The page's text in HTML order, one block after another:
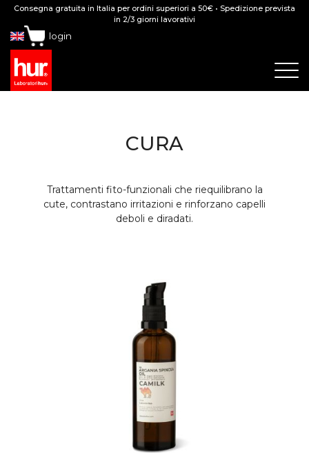
Consegna gratuita in Italia per ordini superiori a 50€ • Spedizione prevista
in 2/3 giorni lavorativi
login
CURA
Trattamenti fito-funzionali che riequilibrano la
cute, contrastano irritazioni e rinforzano capelli
deboli e diradati.